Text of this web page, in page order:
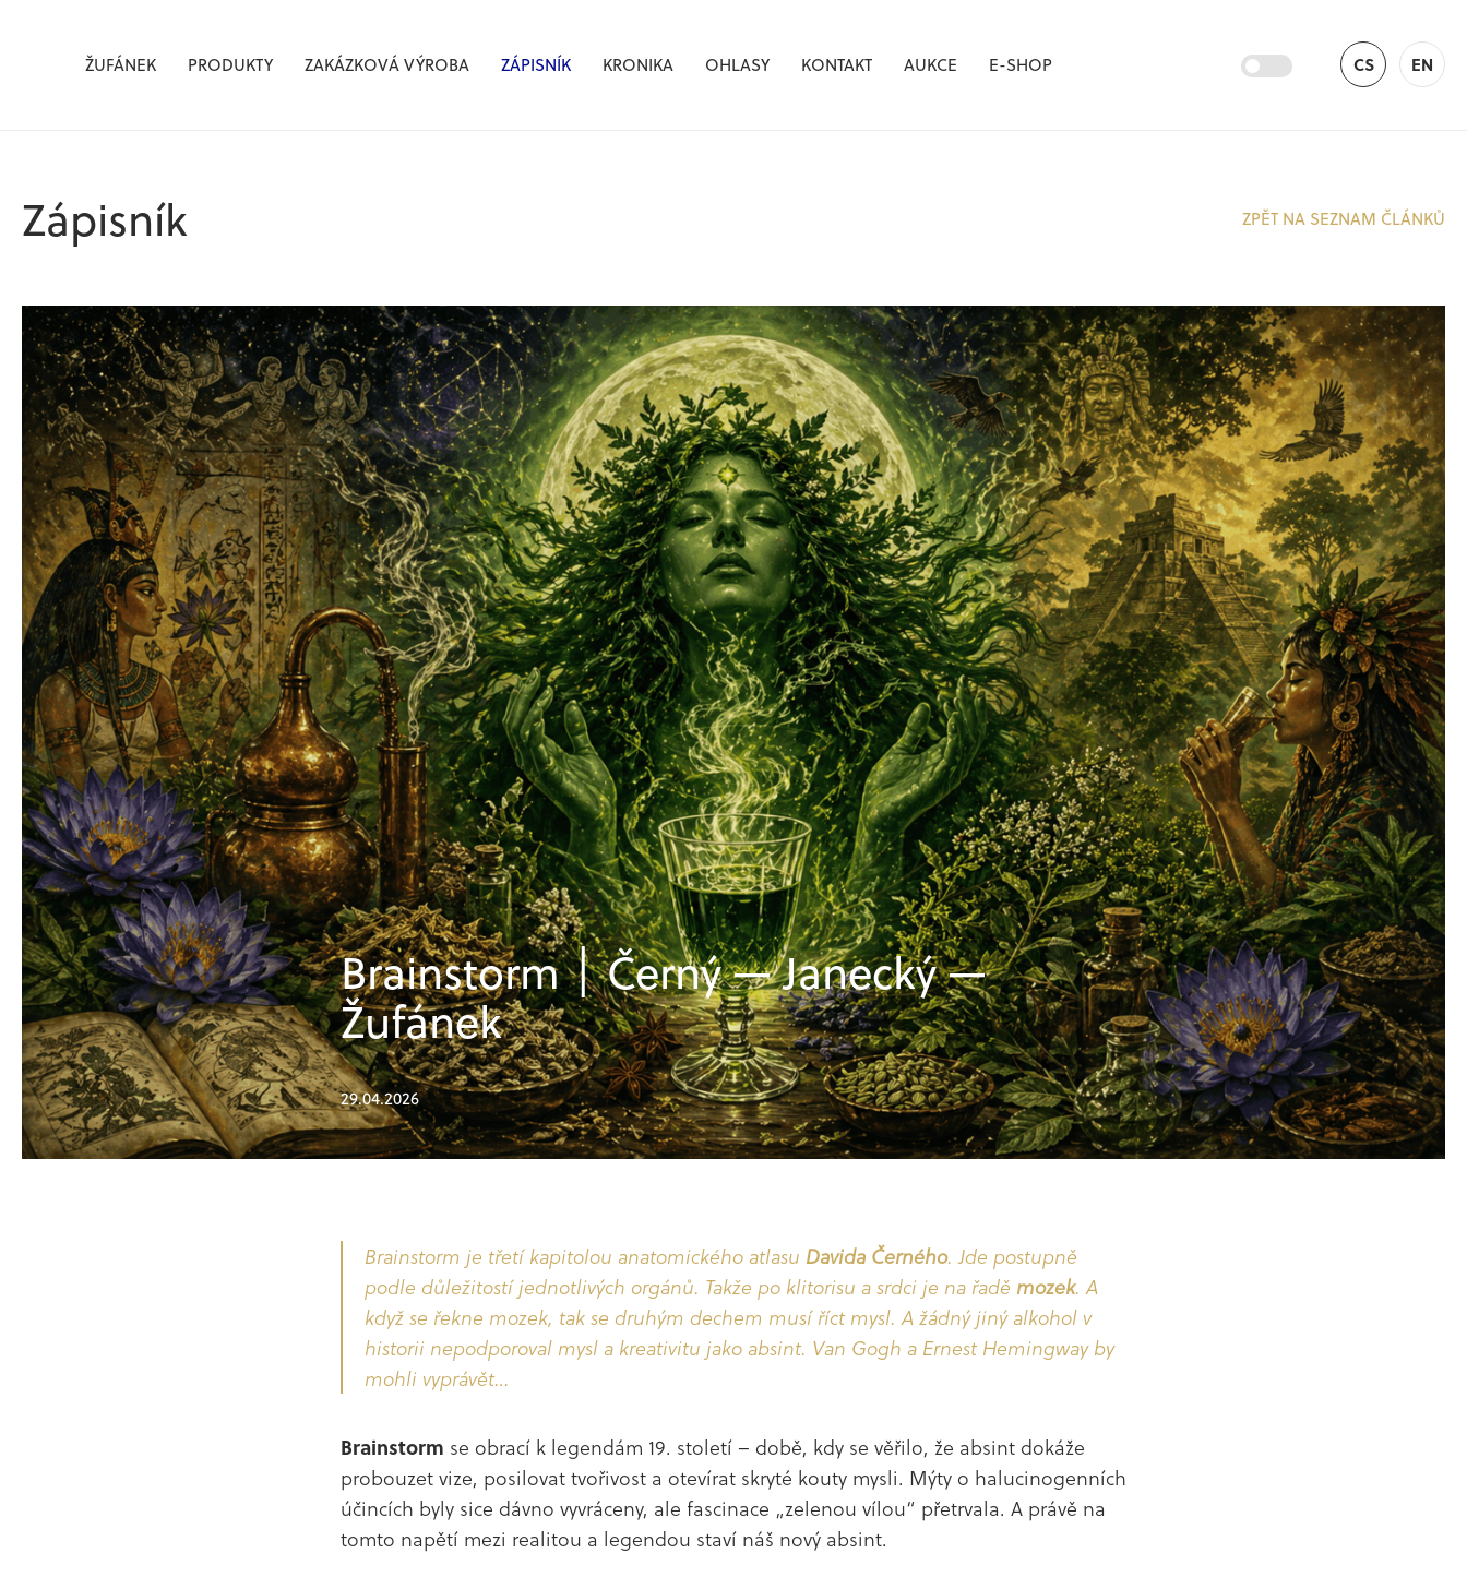
Žufánek.cz
ŽUFÁNEK PRODUKTY ZAKÁZKOVÁ VÝROBA ZÁPISNÍK KRONIKA OHLASY KONTAKT AUKCE E-SHOP CS EN
Zápisník ZPĚT NA SEZNAM ČLÁNKŮ
Brainstorm ׀ Černý — Janecký —
Žufánek
29.04.2026 Aktuality
Brainstorm je třetí kapitolou anatomického atlasu Davida Černého. Jde postupně
podle důležitostí jednotlivých orgánů. Takže po klitorisu asrdci je na řadě mozek. A
když se řekne mozek, tak se druhým dechem musí říct mysl. A žádný jiný alkohol v
historii nepodporoval mysl a kreativitu jako absint. Van Gogh a Ernest Hemingway by
mohli vyprávět…
Brainstorm se obrací k legendám 19. století – době, kdy se věřilo, že absint dokáže
probouzet vize, posilovat tvořivost a otevírat skryté kouty mysli. Mýty o halucinogenních
účincích byly sice dávno vyvráceny, ale fascinace „zelenou vílou“ přetrvala. A právě na
tomto napětí mezi realitou a legendou staví náš nový absint.